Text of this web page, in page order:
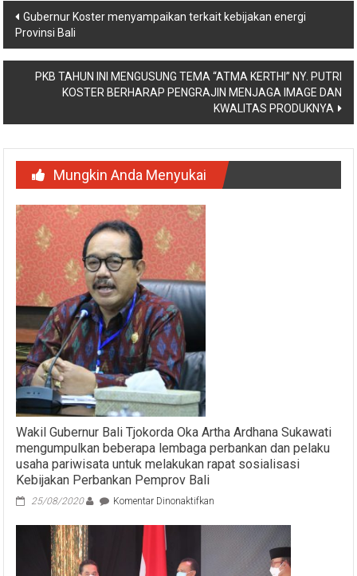
Navigasi
pos
Gubernur Koster menyampaikan terkait kebijakan energi
Provinsi Bali
PKB TAHUN INI MENGUSUNG TEMA “ATMA KERTHI” NY. PUTRI
KOSTER BERHARAP PENGRAJIN MENJAGA IMAGE DAN
KWALITAS PRODUKNYA
Mungkin Anda Menyukai
Wakil Gubernur Bali Tjokorda Oka Artha Ardhana Sukawati
mengumpulkan beberapa lembaga perbankan dan pelaku
usaha pariwisata untuk melakukan rapat sosialisasi
Kebijakan Perbankan Pemprov Bali
25/08/2020 Komentar Dinonaktifkan
Gubernur